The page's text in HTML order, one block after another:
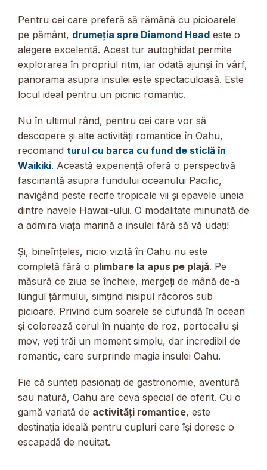
Pentru cei care preferă să rămână cu picioarele
pe pământ, drumeția spre Diamond Head este o
alegere excelentă. Acest tur autoghidat permite
explorarea în propriul ritm, iar odată ajunși în vârf,
panorama asupra insulei este spectaculoasă. Este
locul ideal pentru un picnic romantic.
Nu în ultimul rând, pentru cei care vor să
descopere și alte activități romantice în Oahu,
recomand turul cu barca cu fund de sticlă în
Waikiki. Această experiență oferă o perspectivă
fascinantă asupra fundului oceanului Pacific,
navigând peste recife tropicale vii și epavele uneia
dintre navele Hawaii-ului. O modalitate minunată de
a admira viața marină a insulei fără să vă udați!
Și, bineînțeles, nicio vizită în Oahu nu este
completă fără o plimbare la apus pe plajă. Pe
măsură ce ziua se încheie, mergeți de mână de-a
lungul țărmului, simțind nisipul răcoros sub
picioare. Privind cum soarele se cufundă în ocean
și colorează cerul în nuanțe de roz, portocaliu și
mov, veți trăi un moment simplu, dar incredibil de
romantic, care surprinde magia insulei Oahu.
Fie că sunteți pasionați de gastronomie, aventură
sau natură, Oahu are ceva special de oferit. Cu o
gamă variată de activități romantice, este
destinația ideală pentru cupluri care își doresc o
escapadă de neuitat.